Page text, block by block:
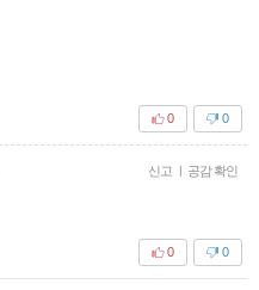
0
0
신고 | 공감 확인
0
0